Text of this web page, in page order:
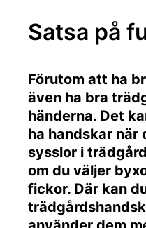
Satsa på
Förutom att ha
även ha bra
händerna. Det
ha handskar när
sysslor i
om du väljer
fickor. Där kan